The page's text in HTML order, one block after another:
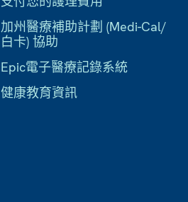
加州醫療補助計劃 (Medi-Cal/
白卡) 協助
Epic電子醫療記錄系統
健康教育資訊